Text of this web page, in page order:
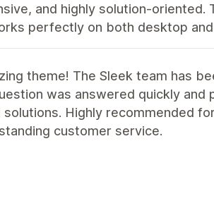
and highly solution-oriented.
perfectly on both desktop and
theme! The Sleek team has
was answered quickly and
Highly recommended
customer service.